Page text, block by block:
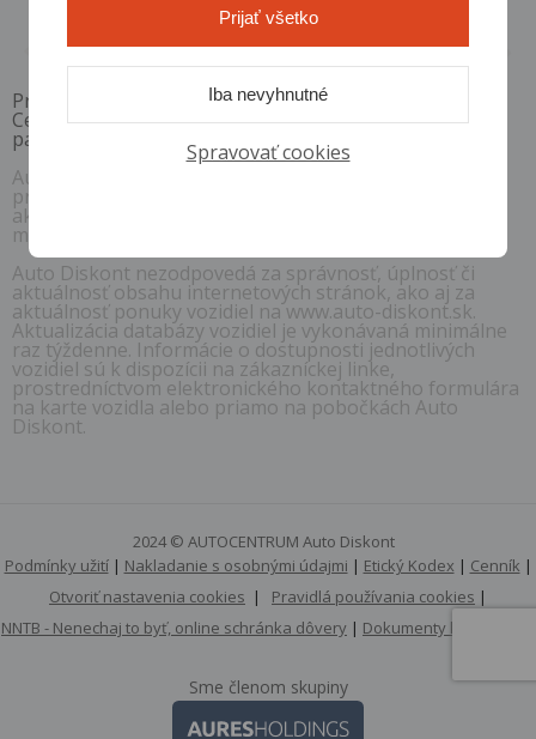
1 / 1
Pri akontácii 10%, RPMN od6,4 %
Ceny sú platné pri využití financovania s vybranými
partnermi. Ceny sú vrátane DPH.
Auto Diskont si vyhradzuje právo kedykoľvek bez
predchádzajúceho upozornenia zmeniť alebo odstrániť
akúkoľvek časť obsahu týchto internetových stránok či
mobilné aplikácie.
Auto Diskont nezodpovedá za správnosť, úplnosť či
aktuálnosť obsahu internetových stránok, ako aj za
aktuálnosť ponuky vozidiel na www.auto-diskont.sk.
Aktualizácia databázy vozidiel je vykonávaná minimálne
raz týždenne. Informácie o dostupnosti jednotlivých
vozidiel sú k dispozícii na zákazníckej linke,
prostredníctvom elektronického kontaktného formulára
na karte vozidla alebo priamo na pobočkách Auto
Diskont.
2024 © AUTOCENTRUM Auto Diskont
Podmínky užití| Nakladanie s osobnými údajmi | Etický Kodex | Cenník |
Otvoriť nastavenia cookies | Pravidlá používania cookies |
NNTB - Nenechaj to byť, online schránka dôvery | Dokumenty k stiahnutiu
Sme členom skupiny
Spravovať cookies
Iba nevyhnutné
Prijať všetko